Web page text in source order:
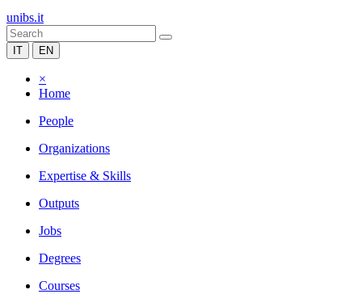
unibs.it
IT EN
×
Home
People
Organizations
Expertise & Skills
Outputs
Jobs
Degrees
Courses